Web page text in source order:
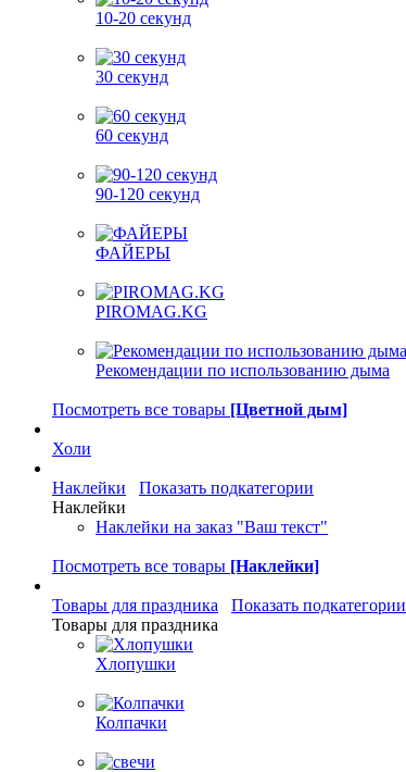
10-20 секунд
30 секунд
60 секунд
90-120 секунд
ФАЙЕРЫ
PIROMAG.KG
Рекомендации по использованию дыма
Посмотреть все товары [Цветной дым]
Холи
Наклейки
Показать подкатегории
Наклейки
Наклейки на заказ "Ваш текст"
Посмотреть все товары [Наклейки]
Товары для праздника
Показать подкатегории
Товары для праздника
Хлопушки
Колпачки